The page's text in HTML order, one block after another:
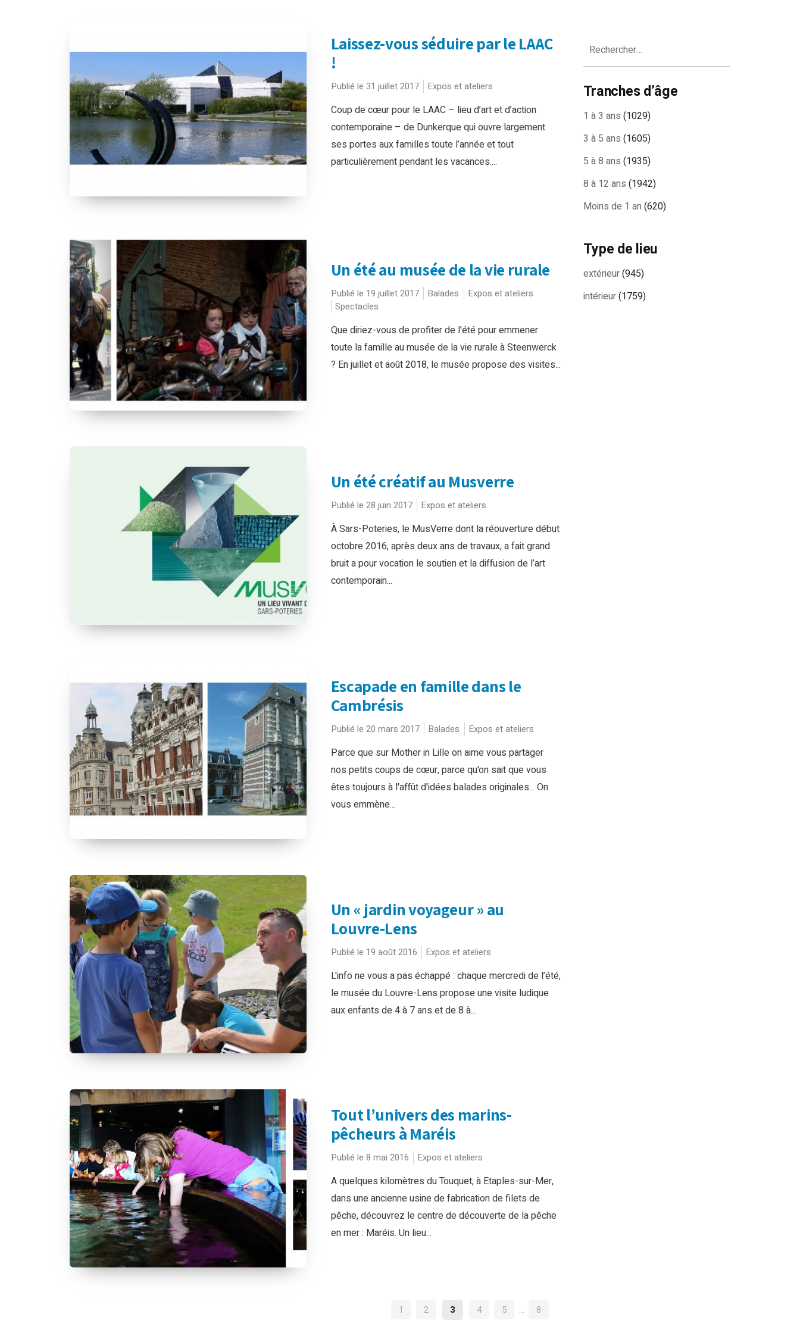
Laissez-vous séduire par le LAAC
!
Publié le 31 juillet 2017 Expos et ateliers
Coup de cœur pour le LAAC – lieu d’art et d’action
contemporaine – de Dunkerque qui ouvre largement
ses portes aux familles toute l’année et tout
particulièrement pendant les vacances....
Un été au musée de la vie rurale
Publié le 19 juillet 2017 Balades
Expos et ateliers
Spectacles
Que diriez-vous de profiter de l'été pour emmener
toute la famille au musée de la vie rurale à Steenwerck
? En juillet et août 2018, le musée propose des visites...
Un été créatif au Musverre
Publié le 28 juin 2017 Expos et ateliers
À Sars-Poteries, le MusVerre dont la réouverture début
octobre 2016, après deux ans de travaux, a fait grand
bruit a pour vocation le soutien et la diffusion de l’art
contemporain...
Escapade en famille dans le
Cambrésis
Publié le 20 mars 2017 Balades Expos et ateliers
Parce que sur Mother in Lille on aime vous partager
nos petits coups de cœur, parce qu'on sait que vous
êtes toujours à l'affût d'idées balades originales... On
vous emmène...
Un « jardin voyageur » au
Louvre-Lens
Publié le 19 août 2016 Expos et ateliers
L'info ne vous a pas échappé : chaque mercredi de l’été,
le musée du Louvre-Lens propose une visite ludique
aux enfants de 4 à 7 ans et de 8 à...
Tout l’univers des marins-
pêcheurs à Maréis
Publié le 8 mai 2016 Expos et ateliers
A quelques kilomètres du Touquet, à Etaples-sur-Mer,
dans une ancienne usine de fabrication de filets de
pêche, découvrez le centre de découverte de la pêche
en mer : Maréis. Un lieu...
NAVIGATION
1 2 3 4 5 … 8
Tranches d’âge
1 à 3 ans (1029)
3 à 5 ans (1605)
5 à 8 ans (1935)
8 à 12 ans (1942)
Moins de 1 an (620)
Type de lieu
extérieur(945)
intérieur(1759)